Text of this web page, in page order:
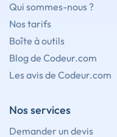
Qui sommes-nous ?
Nos tarifs
Boîte à outils
Blog de Codeur.com
Les avis de Codeur.com
Nos services
Demander un devis